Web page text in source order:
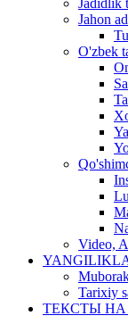
Jahon
O'zbek
Video,
Tarixiy
ТЕКСТЫ НА